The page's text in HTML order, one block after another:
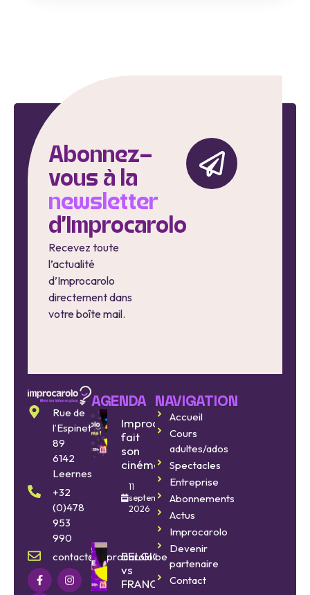
Abonnez-
vous à la
newsletter
d'Improcarolo
Recevez toute
l’actualité
d’Improcarolo
directement dans
votre boîte mail.
Rue de
l’Espinette
89
6142
Leernes
+32
(0)478
953
990
contact@improcarolo.be
AGENDA
Improcarolo
fait
son
cinéma
11
septembre
2026
BELGIQUE
vs
FRANCE
NAVIGATION
Accueil
Cours
adultes/ados
Spectacles
Entreprise
Abonnements
Actus
Improcarolo
Devenir
partenaire
Contact